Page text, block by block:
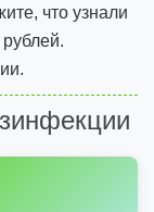
что узнали